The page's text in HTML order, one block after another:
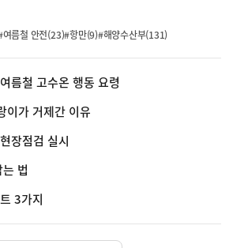
여름철 안전(23)#항만(9)#해양수산부(131)
름철 고수온 행동 요령
이가 거제간 이유
장점검 실시
법
3가지